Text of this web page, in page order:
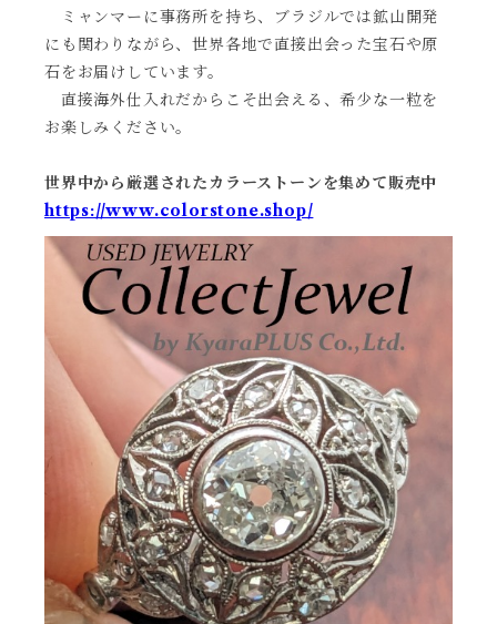
ミャンマーに事務所を持ち、ブラジルでは鉱山開発
にも関わりながら、世界各地で直接出会った宝石や原
石をお届けしています。
直接海外仕入れだからこそ出会える、希少な一粒を
お楽しみください。
世界中から厳選されたカラーストーンを集めて販売中
https://www.colorstone.shop/